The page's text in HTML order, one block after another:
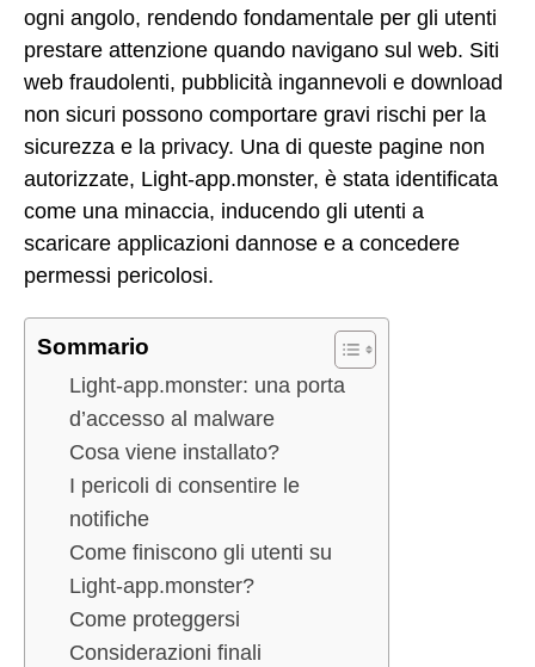
ogni angolo, rendendo fondamentale per gli utenti
prestare attenzione quando navigano sul web. Siti
web fraudolenti, pubblicità ingannevoli e download
non sicuri possono comportare gravi rischi per la
sicurezza e la privacy. Una di queste pagine non
autorizzate, Light-app.monster, è stata identificata
come una minaccia, inducendo gli utenti a
scaricare applicazioni dannose e a concedere
permessi pericolosi.
Sommario
Light-app.monster: una porta
d’accesso al malware
Cosa viene installato?
I pericoli di consentire le
notifiche
Come finiscono gli utenti su
Light-app.monster?
Come proteggersi
Considerazioni finali